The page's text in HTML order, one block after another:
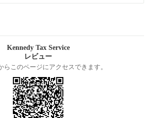
Kennedy Tax Service
レビュー
らこのページにアクセスできます。